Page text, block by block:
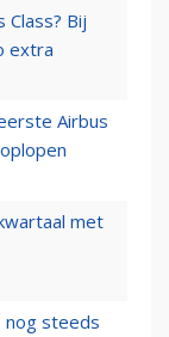
Class? Bij
extra
Airbus
met
nog steeds